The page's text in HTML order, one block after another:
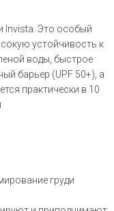
Invista. Это особый
устойчивость к
воды, быстрое
барьер (UPF 50+), а
практически в 10
груди